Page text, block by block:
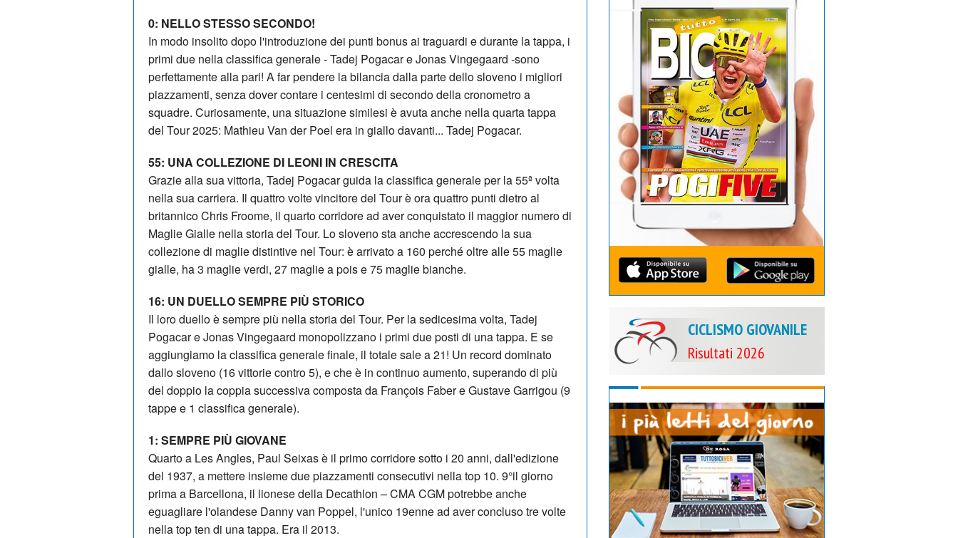
0: NELLO STESSO SECONDO!
In modo insolito dopo l'introduzione dei punti bonus ai traguardi e durante la tappa, i
primi due nella classifica generale - Tadej Pogacar e Jonas Vingegaard -sono
perfettamente alla pari! A far pendere la bilancia dalla parte dello sloveno i migliori
piazzamenti, senza dover contare i centesimi di secondo della cronometro a
squadre. Curiosamente, una situazione similesi è avuta anche nella quarta tappa
del Tour 2025: Mathieu Van der Poel era in giallo davanti... Tadej Pogacar.
55: UNA COLLEZIONE DI LEONI IN CRESCITA
Grazie alla sua vittoria, Tadej Pogacar guida la classifica generale per la 55ª volta
nella sua carriera. Il quattro volte vincitore del Tour è ora quattro punti dietro al
britannico Chris Froome, il quarto corridore ad aver conquistato il maggior numero di
Maglie Gialle nella storia del Tour. Lo sloveno sta anche accrescendo la sua
collezione di maglie distintive nel Tour: è arrivato a 160 perché oltre alle 55 maglie
gialle, ha 3 maglie verdi, 27 maglie a pois e 75 maglie bianche.
16: UN DUELLO SEMPRE PIÙ STORICO
Il loro duello è sempre più nella storia del Tour. Per la sedicesima volta, Tadej
Pogacar e Jonas Vingegaard monopolizzano i primi due posti di una tappa. E se
aggiungiamo la classifica generale finale, il totale sale a 21! Un record dominato
dallo sloveno (16 vittorie contro 5), e che è in continuo aumento, superando di più
del doppio la coppia successiva composta da François Faber e Gustave Garrigou (9
tappe e 1 classifica generale).
1: SEMPRE PIÙ GIOVANE
Quarto a Les Angles, Paul Seixas è il primo corridore sotto i 20 anni, dall'edizione
del 1937, a mettere insieme due piazzamenti consecutivi nella top 10. 9°il giorno
prima a Barcellona, il lionese della Decathlon – CMA CGM potrebbe anche
eguagliare l'olandese Danny van Poppel, l'unico 19enne ad aver concluso tre volte
nella top ten di una tappa. Era il 2013.
CICLISMO GIOVANILE
Risultati 2026